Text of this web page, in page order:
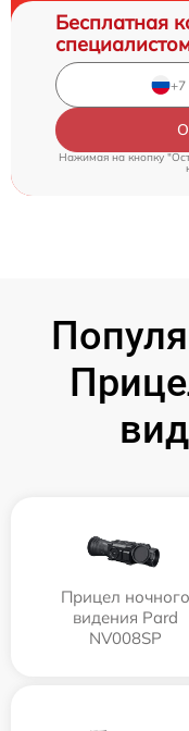
Бесплатная
Нажимая на кнопку
Прицел ночного
видения Pard
NV008SP